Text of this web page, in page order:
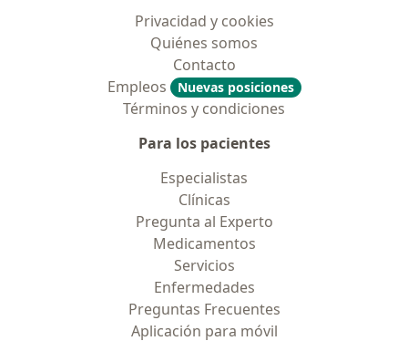
Privacidad y cookies
Quiénes somos
Contacto
Empleos
Nuevas posiciones
Términos y condiciones
Para los pacientes
Especialistas
Clínicas
Pregunta al Experto
Medicamentos
Servicios
Enfermedades
Preguntas Frecuentes
Aplicación para móvil